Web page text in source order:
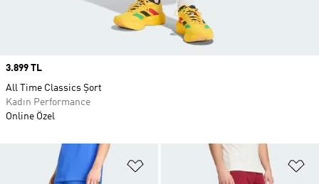
Favori Listesine Ekle
Price
3.899 TL
All Time Classics Şort
Kadın Performance
Online Özel